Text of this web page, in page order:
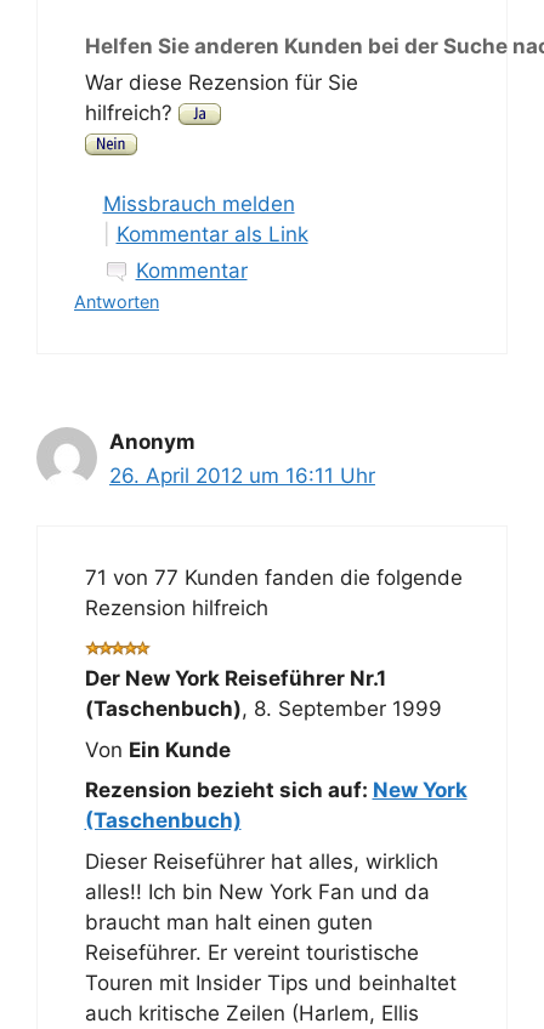
Helfen Sie anderen Kunden bei der Suche
War diese Rezension für Sie
hilfreich?
Missbrauch melden
Kommentar als Link
Kommentar
Antworten
Anonym
26. April 2012 um 16:11 Uhr
71 von 77 Kunden fanden die folgende
Rezension hilfreich
Der New York Reiseführer Nr.1
(Taschenbuch), 8. September 1999
Von Ein Kunde
Rezension bezieht sich auf: New York
(Taschenbuch)
Dieser Reiseführer hat alles, wirklich
alles!! Ich bin New York Fan und da
braucht man halt einen guten
Reiseführer. Er vereint touristische
Touren mit Insider Tips und beinhaltet
auch kritische Zeilen (Harlem, Ellis